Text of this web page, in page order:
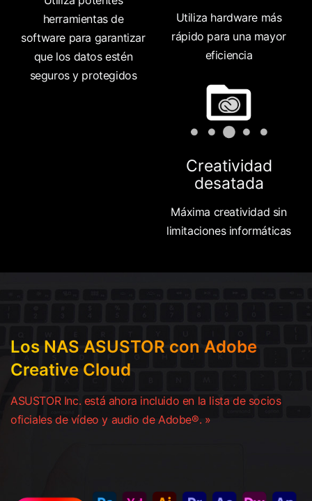
herramientas de
software para garantizar
que los datos estén
seguros y protegidos
Utiliza hardware más
rápido para una mayor
eficiencia
Creatividad
desatada
Máxima creatividad sin
limitaciones informáticas
Los NAS ASUSTOR con Adobe
Creative Cloud
ASUSTOR Inc. está ahora incluido en la lista de socios
oficiales de vídeo y audio de Adobe®. »